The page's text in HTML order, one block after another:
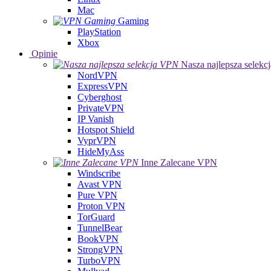
Mac
Gaming
PlayStation
Xbox
Opinie
Nasza najlepsza
NordVPN
ExpressVPN
Cyberghost
PrivateVPN
IP Vanish
Hotspot Shield
VyprVPN
HideMyAss
Inne Zalecane VPN
Windscribe
Avast VPN
Pure VPN
Proton VPN
TorGuard
TunnelBear
BookVPN
StrongVPN
TurboVPN